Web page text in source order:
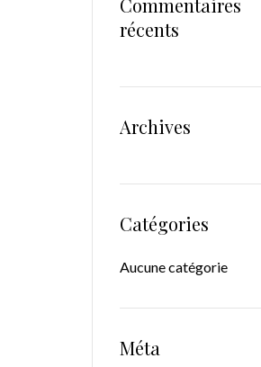
Commentaires
récents
Archives
Catégories
Aucune catégorie
Méta